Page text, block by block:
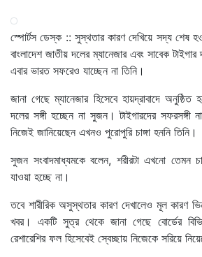
স্পোর্টস ডেস্ক :: সুস্থতার কারণ দেখিয়ে সদ্য শেষ
বাংলাদেশ জাতীয় দলের ম্যানেজার এবং সাবেক
এবার ভারত সফরেও যাচ্ছেন না তিনি।
জানা গেছে ম্যানেজার হিসেবে হায়দ্রাবাদে
দলের সঙ্গী হচ্ছেন না সুজন। টাইগারদের সফরসঙ্গী
নিজেই জানিয়েছেন এখনও পুরোপুরি চাঙ্গা হননি তিনি।
সুজন সংবাদমাধ্যমকে বলেন, শরীরটা এখনো তেমন
যাওয়া হচ্ছে না।
তবে শারীরিক অসুস্থতার কারণ দেখালেও মূল কারণ
খবর। একটি সুত্র থেকে জানা গেছে বোর্ডের
রেশারেশির ফল হিসেবেই স্বেচ্ছায় নিজেকে সরিয়ে